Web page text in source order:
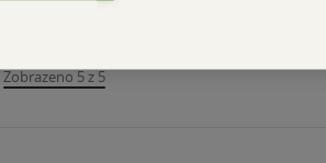
Zobrazeno 5 z 5